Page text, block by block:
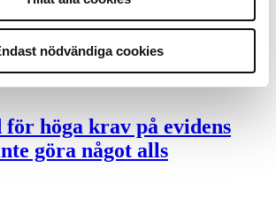
nödvändiga cookies
inte evidenskrav som
för höga krav på evidens
göra något alls